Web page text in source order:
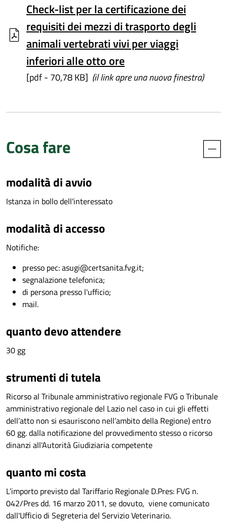
Check-list per la certificazione dei
requisiti dei mezzi di trasporto degli
animali vertebrati vivi per viaggi
inferiori alle otto ore
[pdf - 70,78 KB] (il link apre una nuova finestra)
Cosa fare
modalità di avvio
Istanza in bollo dell'interessato
modalità di accesso
Notifiche:
presso pec: asugi@certsanita.fvg.it;
segnalazione telefonica;
di persona presso l'ufficio;
mail.
quanto devo attendere
30 gg
strumenti di tutela
Ricorso al Tribunale amministrativo regionale FVG o Tribunale
amministrativo regionale del Lazio nel caso in cui gli effetti
dell’atto non si esauriscono nell’ambito della Regione) entro
60 gg. dalla notificazione del provvedimento stesso o ricorso
dinanzi all'Autorità Giudiziaria competente
quanto mi costa
L’importo previsto dal Tariffario Regionale D.Pres: FVG n.
042/Pres dd. 16 marzo 2011, se dovuto, viene comunicato
dall'Ufficio di Segreteria del Servizio Veterinario.